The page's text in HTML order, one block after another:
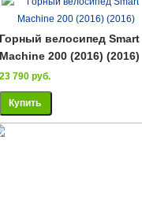
Горный велосипед Smart
Machine 200 (2016) (2016)
23 790 руб.